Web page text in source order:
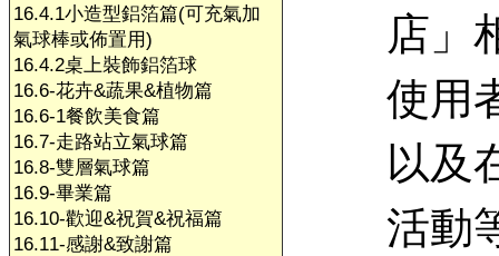
16.4.1小造型鋁箔篇(可充氣加
氣球棒或佈置用)
16.4.2桌上裝飾鋁箔球
16.6-花卉&蔬果&植物篇
16.6-1餐飲美食篇
16.7-走路站立氣球篇
16.8-雙層氣球篇
16.9-畢業篇
16.10-歡迎&祝賀&祝福篇
16.11-感謝&致謝篇
店」
使用
以及
活動